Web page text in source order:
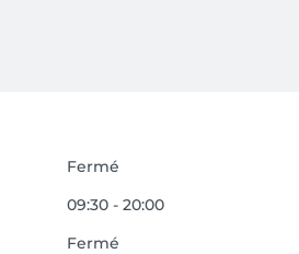
Fermé
09:30 - 20:00
Fermé